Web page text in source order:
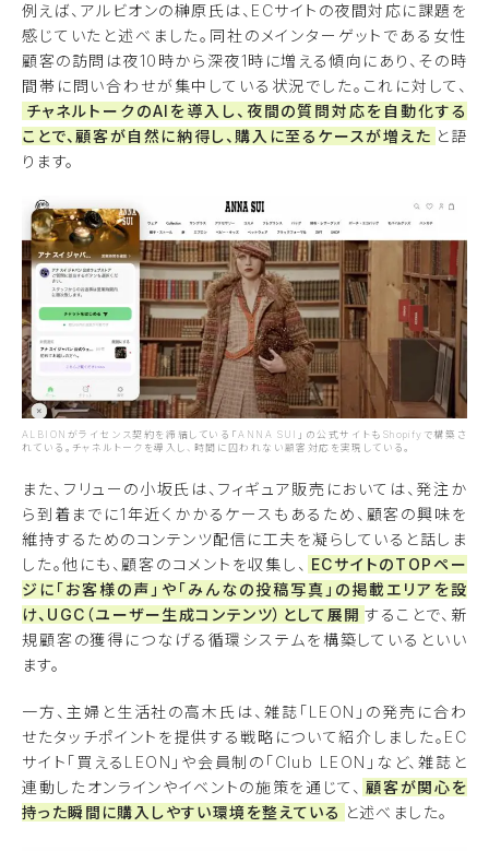
例えば、アルビオンの榊原氏は、ECサイトの夜間対応に課題を
感じていたと述べました。同社のメインターゲットである女性
顧客の訪問は夜10時から深夜1時に増える傾向にあり、その時
間帯に問い合わせが集中している状況でした。これに対して、
チャネルトークのAIを導入し、夜間の質問対応を自動化する
ことで、顧客が自然に納得し、購入に至るケースが増えた と語
ります。
ALBIONがライセンス契約を締結している「ANNA SUI」の公式サイトもShopifyで構築さ
れている。チャネルトークを導入し、時間に囚われない顧客対応を実現している。
また、フリューの小坂氏は、フィギュア販売においては、発注か
ら到着までに1年近くかかるケースもあるため、顧客の興味を
維持するためのコンテンツ配信に工夫を凝らしていると話しま
した。他にも、顧客のコメントを収集し、 ECサイトのTOPペー
ジに「お客様の声」や「みんなの投稿写真」の掲載エリアを設
け、UGC（ユーザー生成コンテンツ）として展開 することで、新
規顧客の獲得につなげる循環システムを構築しているといい
ます。
一方、主婦と生活社の高木氏は、雑誌「LEON」の発売に合わ
せたタッチポイントを提供する戦略について紹介しました。EC
サイト「買えるLEON」や会員制の「Club LEON」など、雑誌と
連動したオンラインやイベントの施策を通じて、 顧客が関心を
持った瞬間に購入しやすい環境を整えている と述べました。